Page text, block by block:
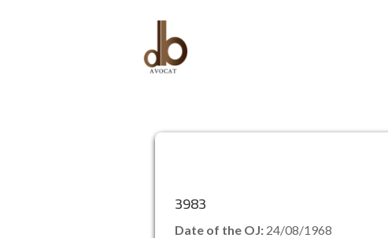
3983
Date of the OJ: 24/08/1968